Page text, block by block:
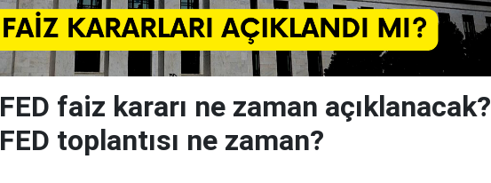
FED faiz kararı ne zaman açıklanacak?
FED toplantısı ne zaman?